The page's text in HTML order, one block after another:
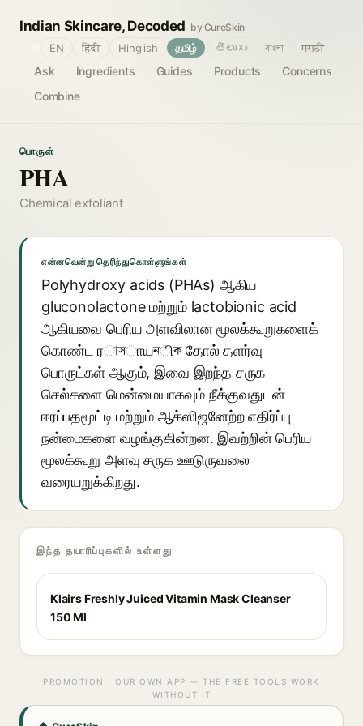
Indian Skincare, Decoded by CureSkin
Ask Ingredients Guides Products
Concerns
Combine
EN हिंदी Hinglish தமிழ் తెలుగు বাংলা मराठी
பொருள்
PHA
Chemical exfoliant
என்னவென்று தெரிந்துகொள்ளுங்கள்
Polyhydroxy acids (PHAs) ஆகிய
gluconolactone மற்றும் lactobionic acid
ஆகியவை பெரிய அளவிலான மூலக்கூறுகளைக்
கொண்ட ரাসாயনிক தோல் தளர்வு
பொருட்கள் ஆகும், இவை இறந்த சருக
செல்களை மென்மையாகவும் நீக்குவதுடன்
ஈரப்பதமூட்டி மற்றும் ஆக்ஸிஜனேற்ற எதிர்ப்பு
நன்மைகளை வழங்குகின்றன. இவற்றின் பெரிய
மூலக்கூறு அளவு சருக ஊடுருவலை
வரையறுக்கிறது.
இந்த தயாரிப்புகளில் உள்ளது
Klairs Freshly Juiced Vitamin Mask Cleanser
150 Ml
PROMOTION · OUR OWN APP — THE FREE TOOLS WORK
WITHOUT IT